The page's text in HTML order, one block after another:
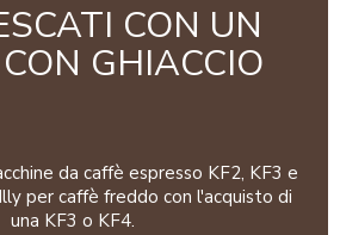
CON UN
GHIACCIO
da caffè espresso KF2, KF3 e
per caffè freddo con l'acquisto di
una KF3 o KF4.